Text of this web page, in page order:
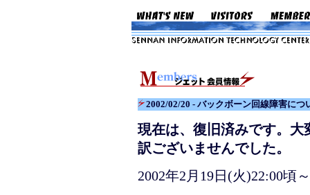
2002/02/20 - バックボーン回線障害につ
現在は、復旧済みです。大
訳ございませんでした。
2002年2月19日(火)22:00頃